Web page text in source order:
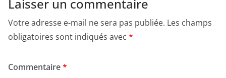
Laisser un commentaire
Votre adresse e-mail ne sera pas publiée. Les champs
obligatoires sont indiqués avec *
Commentaire*